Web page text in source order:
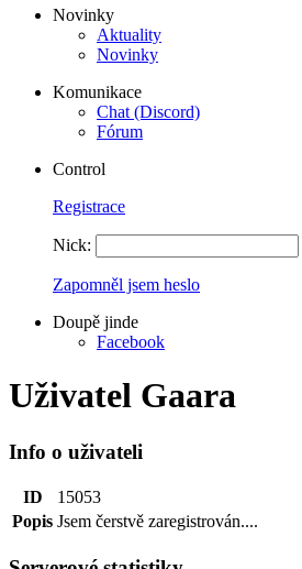
Novinky
Aktuality
Novinky
Komunikace
Chat (Discord)
Fórum
Control
Registrace
Nick:
Zapomněl jsem heslo
Doupě jinde
Facebook
Uživatel Gaara
Info o uživateli
ID
15053
Popis Jsem čerstvě zaregistrován....